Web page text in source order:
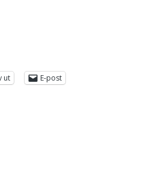
ut
E-post